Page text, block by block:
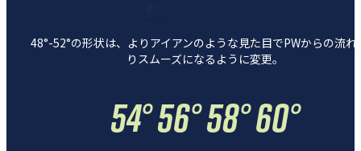
48°-52°の形状は、よりアイアンのような見た目でPWからの流れ
りスムーズになるように変更。
54° 56° 58° 60°